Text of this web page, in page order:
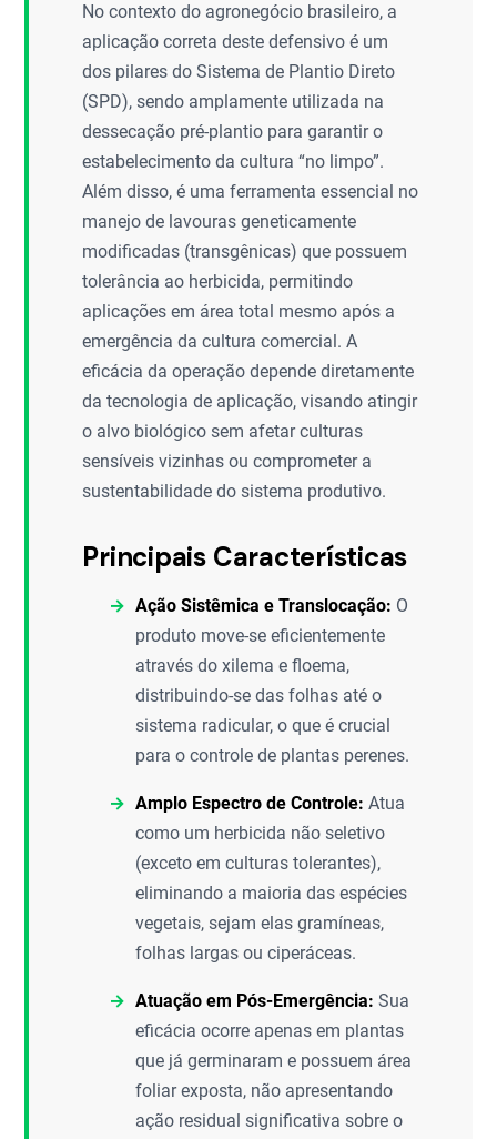
No contexto do agronegócio brasileiro, a
aplicação correta deste defensivo é um
dos pilares do Sistema de Plantio Direto
(SPD), sendo amplamente utilizada na
dessecação pré-plantio para garantir o
estabelecimento da cultura “no limpo”.
Além disso, é uma ferramenta essencial no
manejo de lavouras geneticamente
modificadas (transgênicas) que possuem
tolerância ao herbicida, permitindo
aplicações em área total mesmo após a
emergência da cultura comercial. A
eficácia da operação depende diretamente
da tecnologia de aplicação, visando atingir
o alvo biológico sem afetar culturas
sensíveis vizinhas ou comprometer a
sustentabilidade do sistema produtivo.
Principais Características
Ação Sistêmica e Translocação: O
produto move-se eficientemente
através do xilema e floema,
distribuindo-se das folhas até o
sistema radicular, o que é crucial
para o controle de plantas perenes.
Amplo Espectro de Controle: Atua
como um herbicida não seletivo
(exceto em culturas tolerantes),
eliminando a maioria das espécies
vegetais, sejam elas gramíneas,
folhas largas ou ciperáceas.
Atuação em Pós-Emergência: Sua
eficácia ocorre apenas em plantas
que já germinaram e possuem área
foliar exposta, não apresentando
ação residual significativa sobre o